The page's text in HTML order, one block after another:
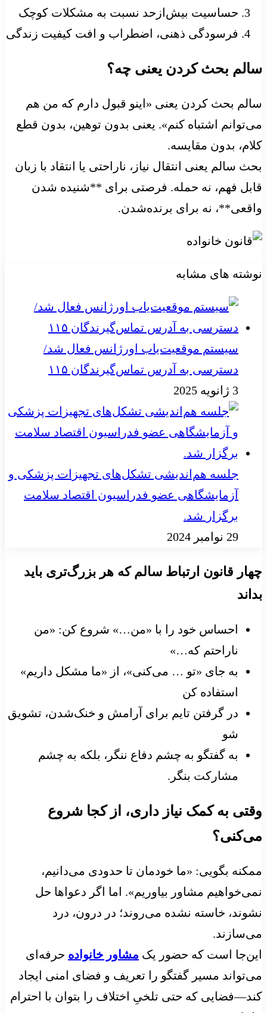
حساسیت بیش‌ازحد نسبت به مشکلات کوچک
فرسودگی ذهنی، اضطراب و افت کیفیت زندگی
سالم بحث کردن یعنی چه؟
سالم بحث کردن یعنی «اینو قبول دارم که من هم
می‌توانم اشتباه کنم». یعنی بدون توهین، بدون قطع
کلام، بدون مقایسه.
بحث سالم یعنی انتقال نیاز، ناراحتی یا انتقاد با زبان
قابل فهم، نه حمله. فرصتی برای **شنیده شدن
واقعی**، نه برای برنده‌شدن.
نوشته های مشابه
سیستم موقعیت‌یاب اورژانس فعال شد/
دسترسی به آدرس تماس‌گیرندگان ۱۱۵
3 ژانویه 2025
جلسه هم‌اندیشی تشکل‌های تجهیزات پزشکی و
آزمایشگاهی عضو فدراسیون اقتصاد سلامت
برگزار شد.
29 نوامبر 2024
چهار قانون ارتباط سالم که هر بزرگ‌تری باید
بداند
احساس خود را با «من…» شروع کن: «من
ناراحتم که…»
به جای «تو … می‌کنی»، از «ما مشکل داریم»
استفاده کن
در گرفتن تایم برای آرامش و خنک‌شدن، تشویق
شو
به گفتگو به چشم دفاع ننگر، بلکه به چشم
مشارکت بنگر.
وقتی به کمک نیاز داری، از کجا شروع
می‌کنی؟
ممکنه بگویی: «ما خودمان تا حدودی می‌دانیم،
نمی‌خواهیم مشاور بیاوریم». اما اگر دعواها حل
نشوند، خاسته نشده می‌روند؛ در درون، درد
می‌سازند.
این‌جا است که حضور یک مشاور خانواده حرفه‌ای
می‌تواند مسیر گفتگو را تعریف و فضای امنی ایجاد
کند—فضایی که حتی تلخیِ اختلاف را بتوان با احترام